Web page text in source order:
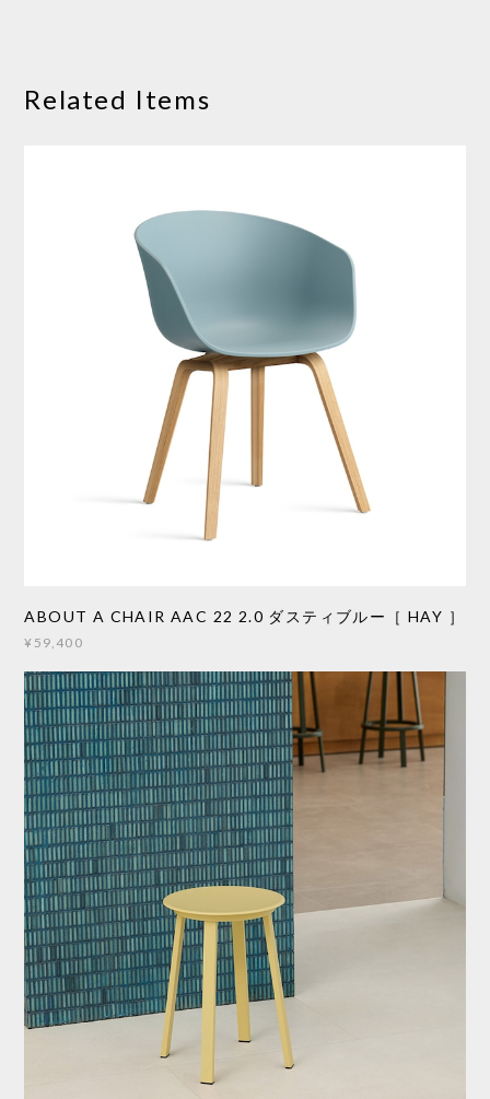
Related Items
ABOUT A CHAIR AAC 22 2.0 ダスティブルー［ HAY ］
¥59,400